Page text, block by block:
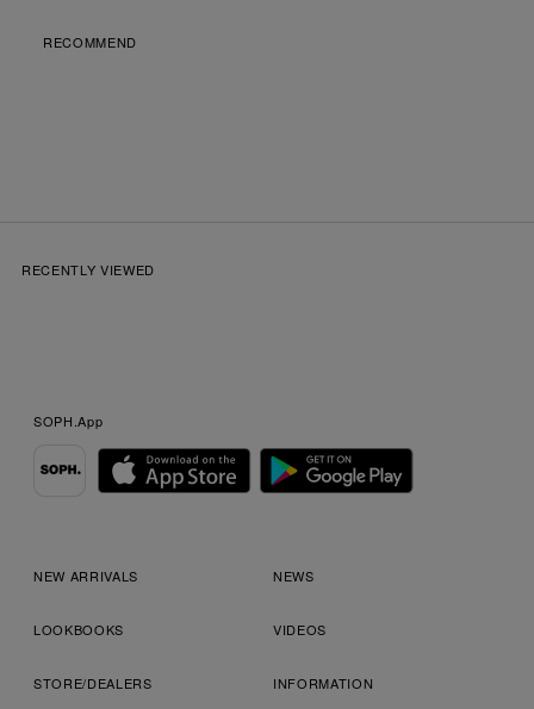
RECOMMEND
RECENTLY VIEWED
SOPH.App
NEW ARRIVALS NEWS
LOOKBOOKS VIDEOS
STORE/DEALERS INFORMATION